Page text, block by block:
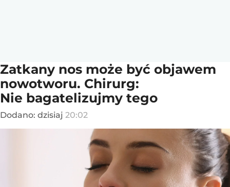
Zatkany nos może być objawem
nowotworu. Chirurg:
Nie bagatelizujmy tego
Dodano: dzisiaj 20:02